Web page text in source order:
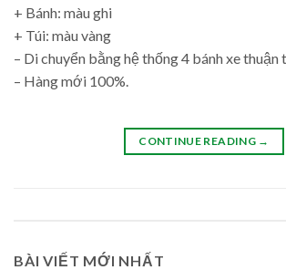
+ Bánh: màu ghi
+ Túi: màu vàng
– Di chuyển bằng hệ thống 4 bánh xe thuận
– Hàng mới 100%.
CONTINUE READING →
BÀI VIẾT MỚI NHẤT